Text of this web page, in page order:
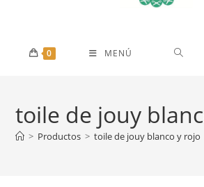
0 MENÚ
toile de jouy
> Productos > toile de jouy blanco y rojo